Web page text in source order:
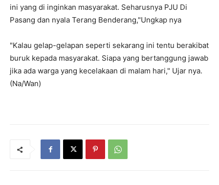
ini yang di inginkan masyarakat. Seharusnya PJU Di
Pasang dan nyala Terang Benderang,"Ungkap nya
"Kalau gelap-gelapan seperti sekarang ini tentu berakibat
buruk kepada masyarakat. Siapa yang bertanggung jawab
jika ada warga yang kecelakaan di malam hari," Ujar nya.
(Na/Wan)